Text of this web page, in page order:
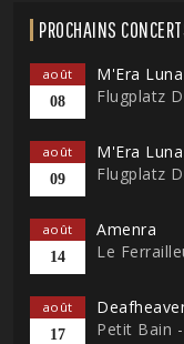
PROCHAINS
août
08
M'Era
Flugplatz
août
09
M'Era
Flugplatz
août
14
Amenra
Le
août
17
Petit Bain